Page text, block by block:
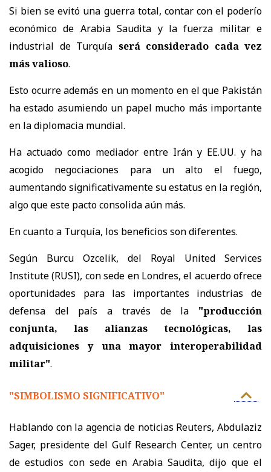
Si bien se evitó una guerra total, contar con el poderío
económico de Arabia Saudita y la fuerza militar e
industrial de Turquía será considerado cada vez
más valioso.
Esto ocurre además en un momento en el que Pakistán
ha estado asumiendo un papel mucho más importante
en la diplomacia mundial.
Ha actuado como mediador entre Irán y EE.UU. y ha
acogido negociaciones para un alto el fuego,
aumentando significativamente su estatus en la región,
algo que este pacto consolida aún más.
En cuanto a Turquía, los beneficios son diferentes.
Según Burcu Ozcelik, del Royal United Services
Institute (RUSI), con sede en Londres, el acuerdo ofrece
oportunidades para las importantes industrias de
defensa del país a través de la "producción
conjunta, las alianzas tecnológicas, las
adquisiciones y una mayor interoperabilidad
militar".
"SIMBOLISMO SIGNIFICATIVO"
Hablando con la agencia de noticias Reuters, Abdulaziz
Sager, presidente del Gulf Research Center, un centro
de estudios con sede en Arabia Saudita, dijo que el